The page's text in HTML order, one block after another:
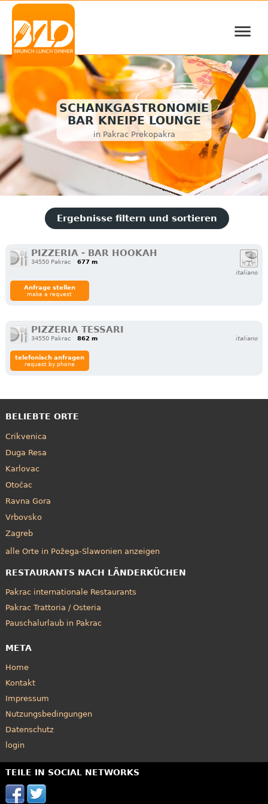
≡
SCHANKGASTRONOMIE
BAR KNEIPE LOUNGE
in Pakrac Prekopakra
Ergebnisse filtern und sortieren
PIZZERIA - BAR HOOKAH
34550 Pakrac
677 m
italiano
Anfrage stellen
make a request
PIZZERIA TESSARI
34550 Pakrac 862 m italiano
telefonisch anfragen
request by phone
BELIEBTE ORTE
Crikvenica
Duga Resa
Karlovac
Otočac
Ravna Gora
Vrbovsko
Zagreb
alle Orte in Požega-Slawonien anzeigen
RESTAURANTS NACH LÄNDERKÜCHEN
Pakrac internationale Restaurants
Pakrac Trattoria / Osteria
Pauschalurlaub in Pakrac
META
Home
Kontakt
Impressum
Nutzungsbedingungen
Datenschutz
login
TEILE IN SOCIAL NETWORKS